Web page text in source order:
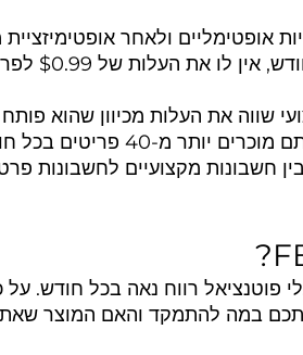
למרות שחשבון
שווה את העלות מכיוון שהוא
מכירה רבות, מה שיכול לחסוך לכם כסף אם אתם
חשבונות מקצועיים לחשבונות
פוטנציאל רווח נאה בכל חודש. על
אתכם במה להתמקד והאם המוצר